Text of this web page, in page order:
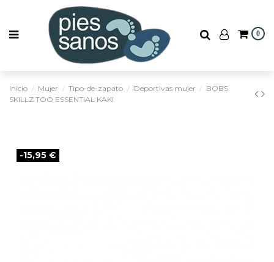
0
Inicio Mujer Tipo-de-zapato Deportivas mujer
BOBS
SKILLZ TOO ESSENTIAL KAKI
-15,95 €